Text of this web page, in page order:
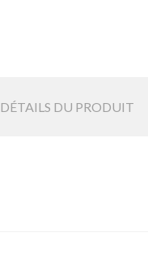
DÉTAILS DU PRODUIT